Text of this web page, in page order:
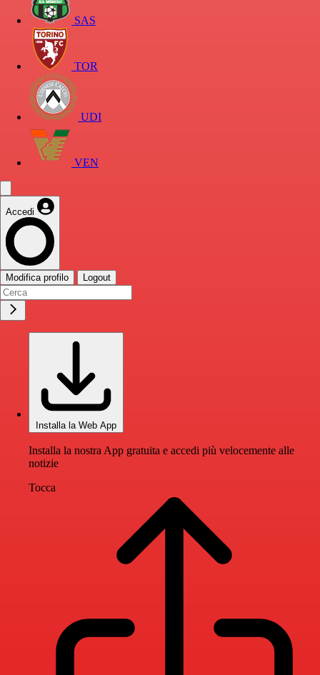
SAS
TOR
UDI
VEN
Accedi
Modifica profilo Logout
Installa la Web App
Installa la nostra App gratuita e accedi più velocemente alle
notizie
Tocca